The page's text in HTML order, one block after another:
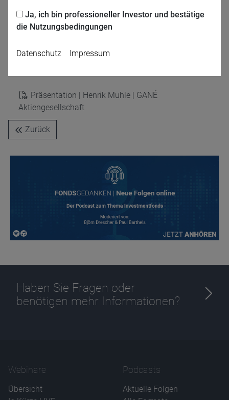
Björn Drescher
Präsentation | Henrik Muhle | GANÉ
Aktiengesellschaft
Zurück
Haben Sie Fragen oder
benötigen mehr Informationen?
Webinare
Übersicht
Podcasts
Aktuelle Folgen
Ja, ich bin professioneller Investor und bestätige
die Nutzungsbedingungen
Datenschutz Impressum